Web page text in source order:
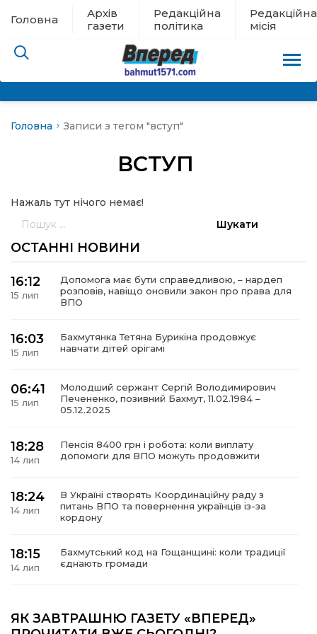
Головна
Архів
газети
Редакційна
політика
Редакційна
місія
новини
політика
місія
Головна Записи з тегом "вступ"
ВСТУП
Нажаль тут нічого немає!
ОСТАННІ НОВИНИ
16:12
15 лип
Допомога має бути справедливою, – нардеп
розповів, навіщо оновили закон про права для
ВПО
16:03
15 лип
Бахмутянка Тетяна Бурикіна продовжує
навчати дітей орігамі
06:41
15 лип
Молодший сержант Сергій Володимирович
Печененко, позивний Бахмут, 11.02.1984 –
05.12.2025
18:28
14 лип
Пенсія 8400 грн і робота: коли виплату
допомоги для ВПО можуть продовжити
18:24
14 лип
В Україні створять Координаційну раду з
питань ВПО та повернення українців із-за
кордону
18:15
14 лип
Бахмутський код на Гощанщині: коли традиції
єднають громади
10 лип
ЯК ЗАВТРАШНЮ ГАЗЕТУ «ВПЕРЕД»